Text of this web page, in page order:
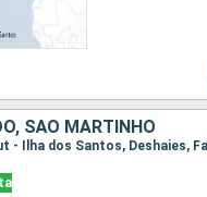
SÃO MARTINHO